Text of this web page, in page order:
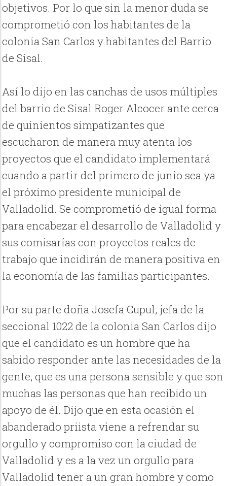
objetivos. Por lo que sin la menor duda se
comprometió con los habitantes de la
colonia San Carlos y habitantes del Barrio
de Sisal.
Así lo dijo en las canchas de usos múltiples
del barrio de Sisal Roger Alcocer ante cerca
de quinientos simpatizantes que
escucharon de manera muy atenta los
proyectos que el candidato implementará
cuando a partir del primero de junio sea ya
el próximo presidente municipal de
Valladolid. Se comprometió de igual forma
para encabezar el desarrollo de Valladolid y
sus comisarías con proyectos reales de
trabajo que incidirán de manera positiva en
la economía de las familias participantes.
Por su parte doña Josefa Cupul, jefa de la
seccional 1022 de la colonia San Carlos dijo
que el candidato es un hombre que ha
sabido responder ante las necesidades de la
gente, que es una persona sensible y que son
muchas las personas que han recibido un
apoyo de él. Dijo que en esta ocasión el
abanderado priista viene a refrendar su
orgullo y compromiso con la ciudad de
Valladolid y es a la vez un orgullo para
Valladolid tener a un gran hombre y como